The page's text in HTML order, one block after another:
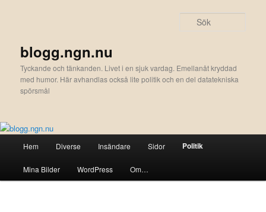
blogg.ngn.nu
Tyckande och tänkanden. Livet i en sjuk vardag. Emellanåt kryddad
med humor. Här avhandlas också lite politik och en del datatekniska
spörsmål
Hem Diverse Insändare Sidor Politik
Mina Bilder WordPress Om…